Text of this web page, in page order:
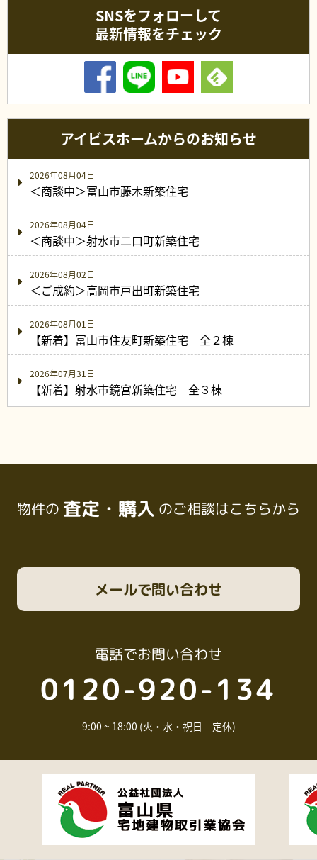
SNSをフォローして
最新情報をチェック
アイビスホームからのお知らせ
2026年08月04日
＜商談中＞富山市藤木新築住宅
2026年08月04日
＜商談中＞射水市二口町新築住宅
2026年08月02日
＜ご成約＞高岡市戸出町新築住宅
2026年08月01日
【新着】富山市住友町新築住宅 全２棟
2026年07月31日
【新着】射水市鏡宮新築住宅 全３棟
物件の 査定・購入 のご相談はこちらから
電話でお問い合わせ
0120-920-134
9:00 ~ 18:00 (火・水・祝日 定休)
メールで問い合わせ